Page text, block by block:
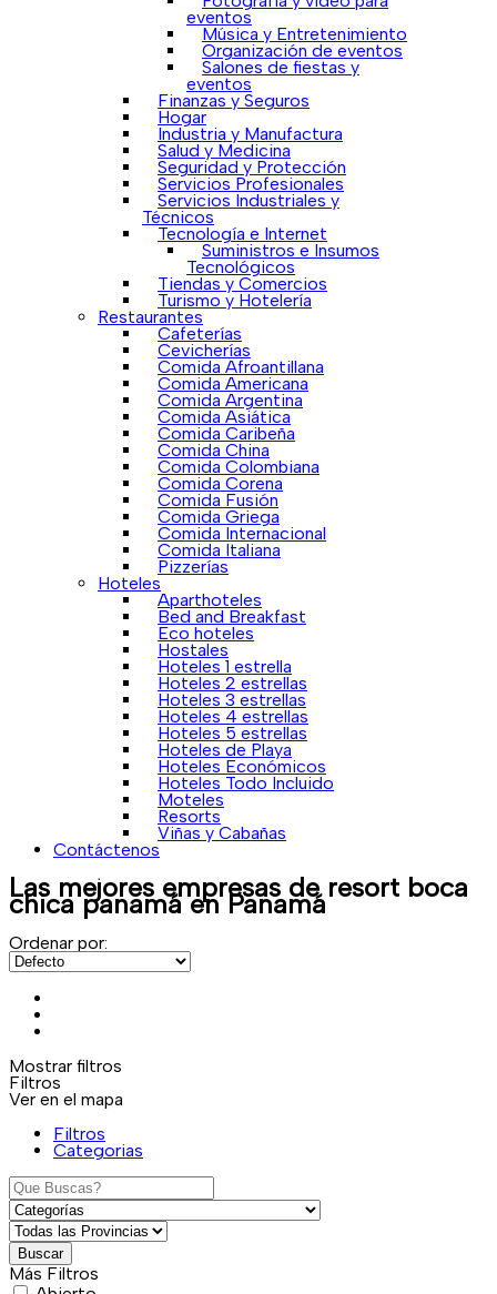
eventos
Música y Entretenimiento
Organización de eventos
Salones de fiestas y
eventos
Finanzas y Seguros
Hogar
Industria y Manufactura
Salud y Medicina
Seguridad y Protección
Servicios Profesionales
Servicios Industriales y
Técnicos
Tecnología e Internet
Suministros e Insumos
Tecnológicos
Tiendas y Comercios
Turismo y Hotelería
Restaurantes
Cafeterías
Cevicherías
Comida Afroantillana
Comida Americana
Comida Argentina
Comida Asiática
Comida Caribeña
Comida China
Comida Colombiana
Comida Corena
Comida Fusión
Comida Griega
Comida Internacional
Comida Italiana
Pizzerías
Hoteles
Aparthoteles
Bed and Breakfast
Eco hoteles
Hostales
Hoteles 1 estrella
Hoteles 2 estrellas
Hoteles 3 estrellas
Hoteles 4 estrellas
Hoteles 5 estrellas
Hoteles de Playa
Hoteles Económicos
Hoteles Todo Incluido
Moteles
Resorts
Viñas y Cabañas
Contáctenos
Las mejores empresas de resort boca
chica panamáen Panamá
Ordenar por:
Mostrar filtros
Filtros
Ver en el mapa
Filtros
Categorias
Buscar
Más Filtros